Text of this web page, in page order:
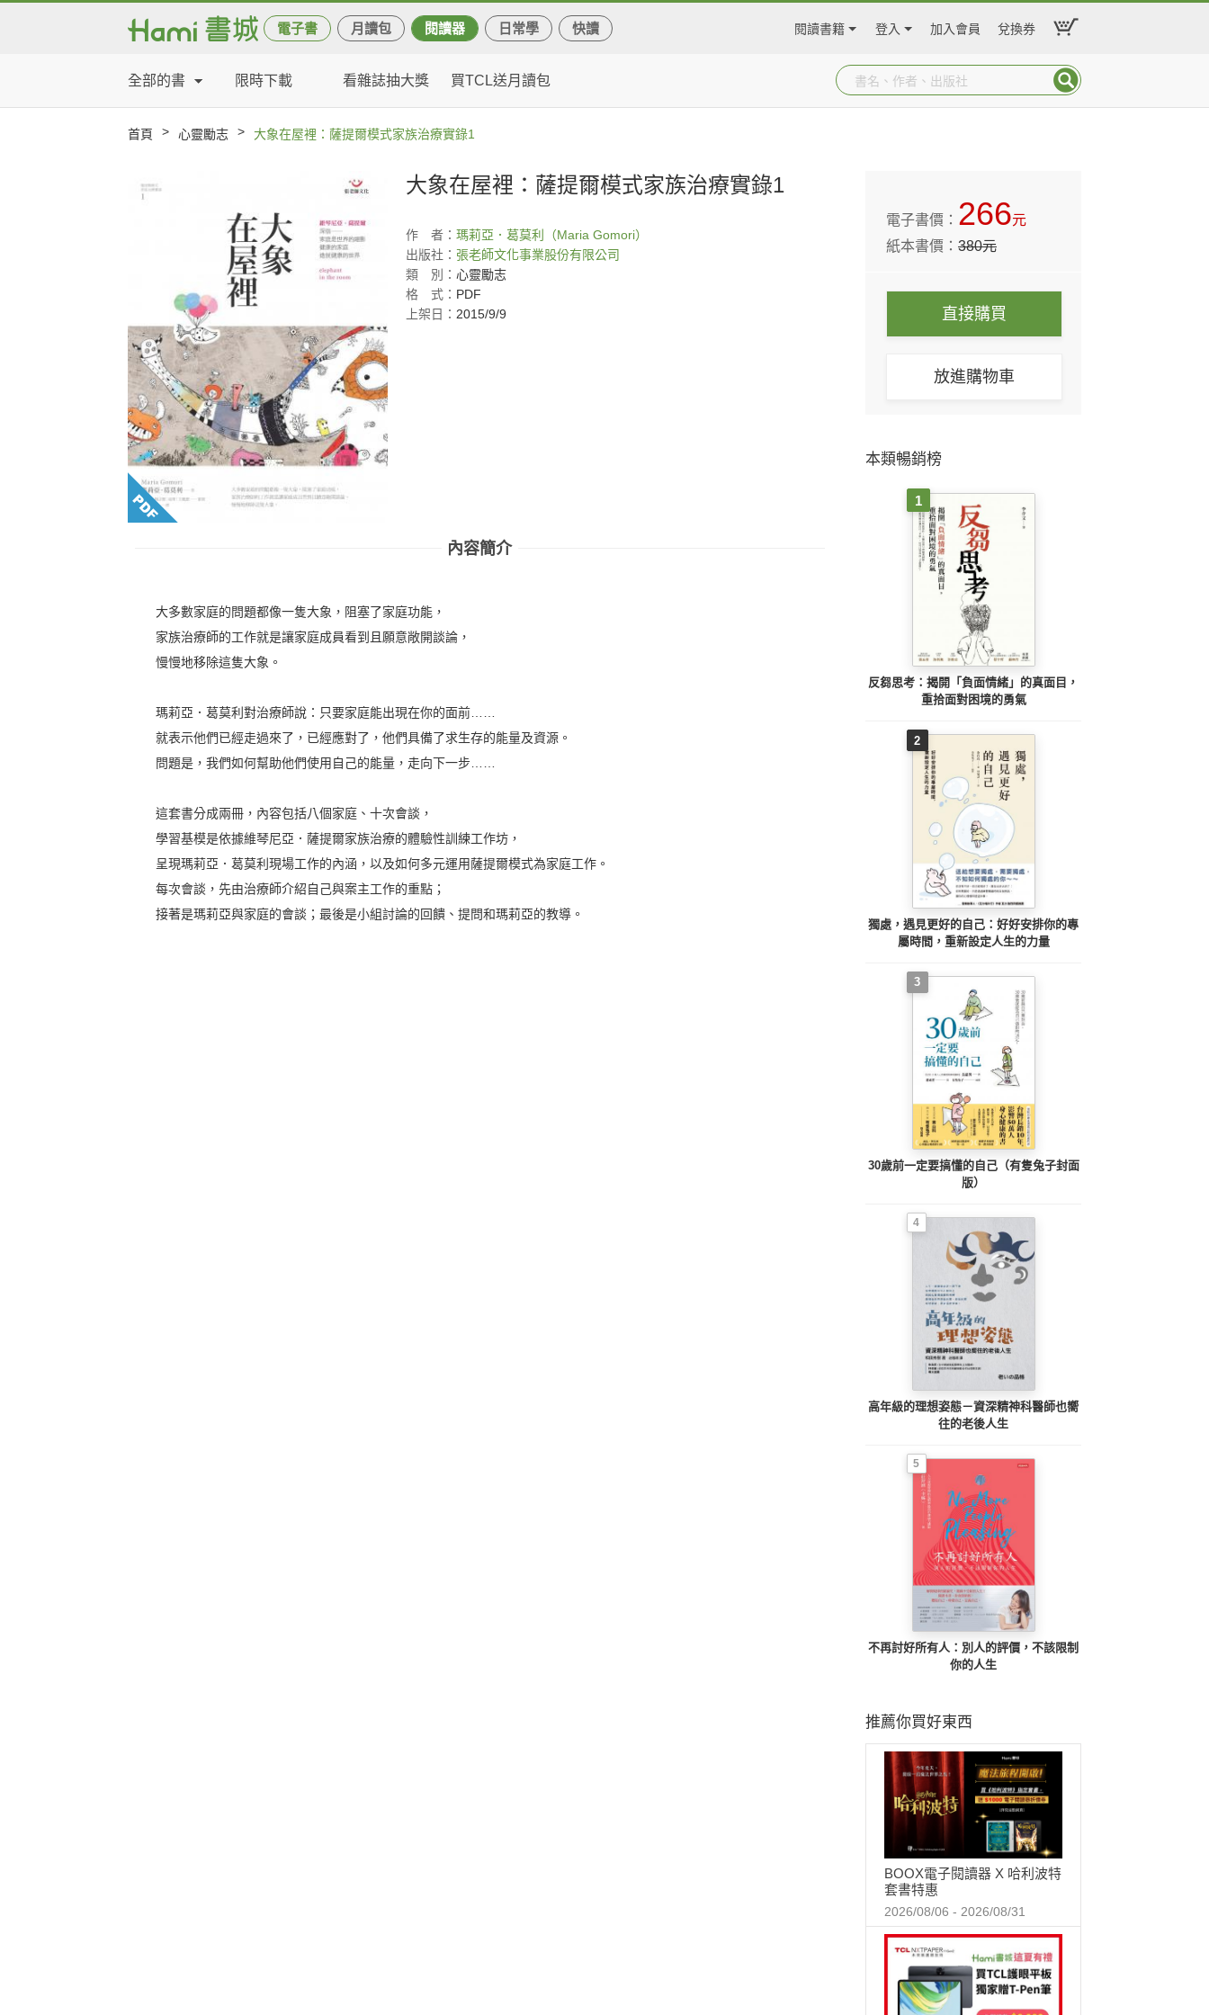
電子書 月讀包 閱讀器 日常學 快讀 閱讀書籍 登入 加入會員 兌換券
全部的書 限時下載 看雜誌抽大獎 買TCL送月讀包
首頁 > 心靈勵志 > 大象在屋裡：薩提爾模式家族治療實錄1
大象在屋裡：薩提爾模式家族治療實錄1
作 者： 瑪莉亞．葛莫利（Maria Gomori）
出版社： 張老師文化事業股份有限公司
類
別： 心靈勵志
格
式： PDF
上架日： 2015/9/9
內容簡介
大多數家庭的問題都像一隻大象，阻塞了家庭功能，
家族治療師的工作就是讓家庭成員看到且願意敞開談論，
慢慢地移除這隻大象。
瑪莉亞．葛莫利對治療師說：只要家庭能出現在你的面前……
就表示他們已經走過來了，已經應對了，他們具備了求生存的能量及資源。
問題是，我們如何幫助他們使用自己的能量，走向下一步……
這套書分成兩冊，內容包括八個家庭、十次會談，
學習基模是依據維琴尼亞．薩提爾家族治療的體驗性訓練工作坊，
呈現瑪莉亞．葛莫利現場工作的內涵，以及如何多元運用薩提爾模式為家庭工作。
每次會談，先由治療師介紹自己與案主工作的重點；
接著是瑪莉亞與家庭的會談；最後是小組討論的回饋、提問和瑪莉亞的教導。
電子書價： 266元
紙本書價：380元
直接購買
放進購物車
本類暢銷榜
1
反芻思考：揭開「負面情緒」的真面目，
重拾面對困境的勇氣
2
獨處，遇見更好的自己：好好安排你的專
屬時間，重新設定人生的力量
3
30歲前一定要搞懂的自己（有隻兔子封面
版）
4
高年級的理想姿態－資深精神科醫師也嚮
往的老後人生
5
不再討好所有人：別人的評價，不該限制
你的人生
推薦你買好東西
BOOX電子閱讀器 X 哈利波特
套書特惠
2026/08/06 - 2026/08/31